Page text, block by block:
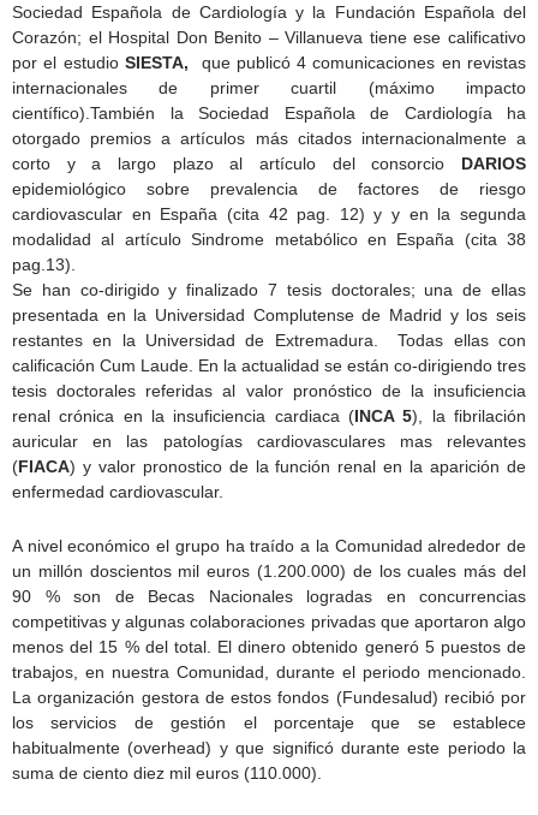
Sociedad Española de Cardiología y la Fundación Española del
Corazón; el Hospital Don Benito – Villanueva tiene ese calificativo
por el estudio SIESTA, que publicó 4 comunicaciones en revistas
internacionales de primer cuartil (máximo impacto
científico).También la Sociedad Española de Cardiología ha
otorgado premios a artículos más citados internacionalmente a
corto y a largo plazo al artículo del consorcio DARIOS
epidemiológico sobre prevalencia de factores de riesgo
cardiovascular en España (cita 42 pag. 12) y y en la segunda
modalidad al artículo Sindrome metabólico en España (cita 38
pag.13).
Se han co-dirigido y finalizado 7 tesis doctorales; una de ellas
presentada en la Universidad Complutense de Madrid y los seis
restantes en la Universidad de Extremadura. Todas ellas con
calificación Cum Laude. En la actualidad se están co-dirigiendo tres
tesis doctorales referidas al valor pronóstico de la insuficiencia
renal crónica en la insuficiencia cardiaca (INCA 5), la fibrilación
auricular en las patologías cardiovasculares mas relevantes
(FIACA) y valor pronostico de la función renal en la aparición de
enfermedad cardiovascular.
A nivel económico el grupo ha traído a la Comunidad alrededor de
un millón doscientos mil euros (1.200.000) de los cuales más del
90 % son de Becas Nacionales logradas en concurrencias
competitivas y algunas colaboraciones privadas que aportaron algo
menos del 15 % del total. El dinero obtenido generó 5 puestos de
trabajos, en nuestra Comunidad, durante el periodo mencionado.
La organización gestora de estos fondos (Fundesalud) recibió por
los servicios de gestión el porcentaje que se establece
habitualmente (overhead) y que significó durante este periodo la
suma de ciento diez mil euros (110.000).